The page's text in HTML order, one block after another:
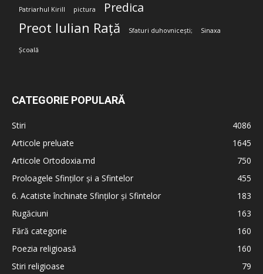
Patriarhul Kirill pictura Predica
Preot Iulian Rață Sfaturi duhovnicești; Sinaxa
Școală
CATEGORIE POPULARĂ
Stiri
4086
Articole preluate
1645
Articole Ortodoxia.md
750
Proloagele Sfinților și a Sfintelor
455
6. Acatiste închinate Sfinților și Sfintelor
183
Rugăciuni
163
Fără categorie
160
Poezia religioasă
160
Stiri religioase
79